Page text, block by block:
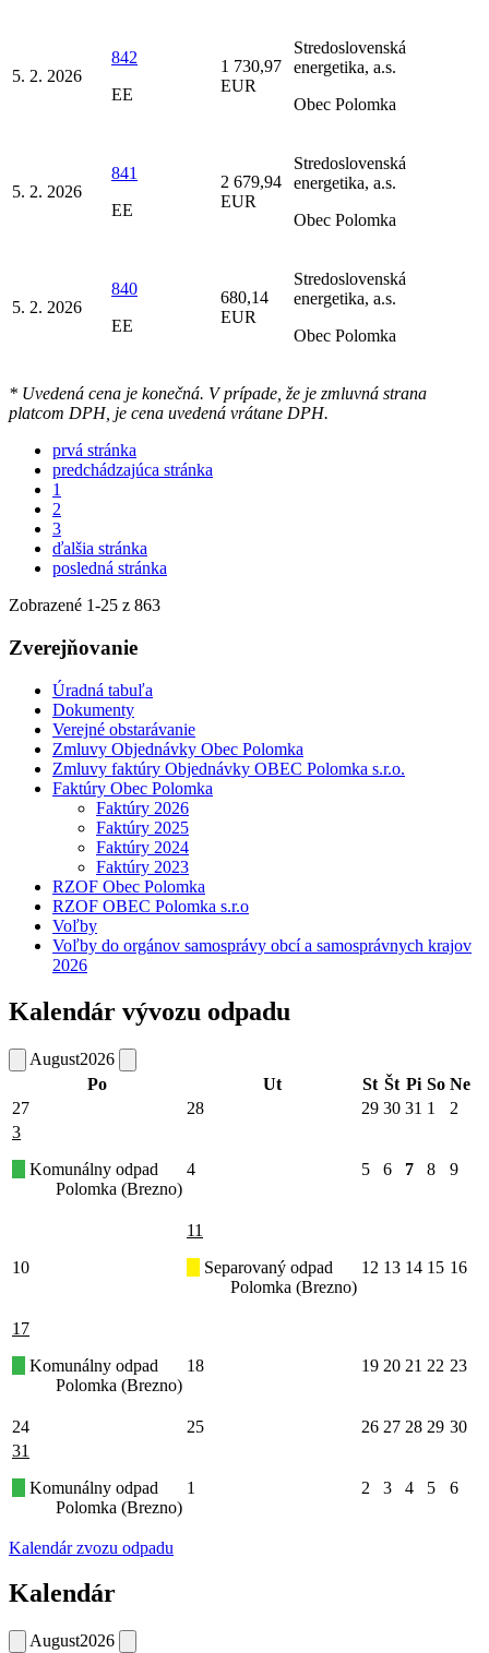
5. 2. 2026
842
EE
1 730,97
EUR
Stredoslovenská
energetika, a.s.
Obec Polomka
5. 2. 2026
841
EE
2 679,94
EUR
Stredoslovenská
energetika, a.s.
Obec Polomka
5. 2. 2026
840
EE
680,14
EUR
Stredoslovenská
energetika, a.s.
Obec Polomka
* Uvedená cena je konečná. V prípade, že je zmluvná strana
platcom DPH, je cena uvedená vrátane DPH.
prvá stránka
predchádzajúca stránka
1
2
3
ďalšia stránka
posledná stránka
Zobrazené 1-25 z 863
Zverejňovanie
Úradná tabuľa
Dokumenty
Verejné obstarávanie
Zmluvy Objednávky Obec Polomka
Zmluvy faktúry Objednávky OBEC Polomka s.r.o.
Faktúry Obec Polomka
Faktúry 2026
Faktúry 2025
Faktúry 2024
Faktúry 2023
RZOF Obec Polomka
RZOF OBEC Polomka s.r.o
Voľby
Voľby do orgánov samosprávy obcí a samosprávnych krajov
2026
Kalendár vývozu odpadu
August2026
Po
Ut St Št Pi So Ne
27
28 29 30 31 1
2
3
Komunálny odpad
Polomka (Brezno)
4 5 6 7 8 9
10
11
Separovaný odpad
Polomka (Brezno)
12 13 14 15 16
17
Komunálny odpad
Polomka (Brezno)
18 19 20 21 22 23
24 25 26 27 28 29 30
31
Komunálny odpad
Polomka (Brezno)
1 2 3 4 5 6
Kalendár zvozu odpadu
Kalendár
August2026